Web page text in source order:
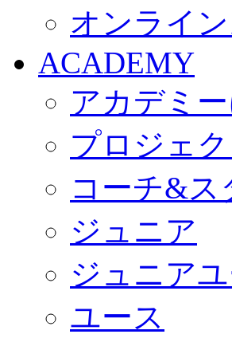
オンライ
ACADEMY
アカデミ
プロジェク
コーチ&ス
ジュニア
ジュニア
ユース